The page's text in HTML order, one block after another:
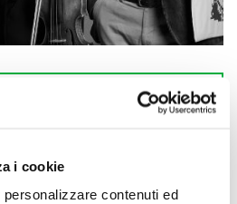
i cookie
contenuti ed